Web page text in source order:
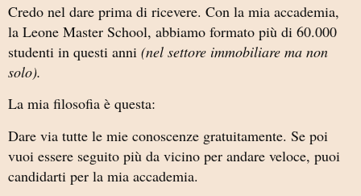
Credo nel dare prima di ricevere. Con la mia accademia,
la Leone Master School, abbiamo formato più di 60.000
studenti in questi anni (nel settore immobiliare ma non
solo).
La mia filosofia è questa:
Dare via tutte le mie conoscenze gratuitamente. Se poi
vuoi essere seguito più da vicino per andare veloce, puoi
candidarti per la mia accademia.